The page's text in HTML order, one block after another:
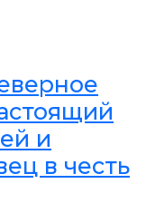
и
в честь